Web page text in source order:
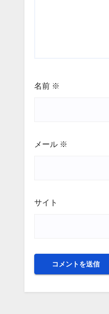
名前 ※
メール ※
サイト